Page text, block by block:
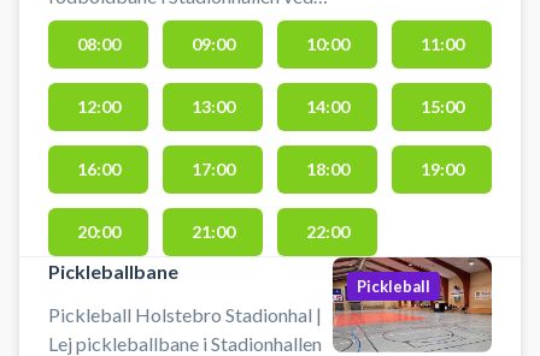
Holstebro Idrætspark. Book
Stadionhallen og spil indendørs
fodbold uden bander (futsal) i
Holstebro. Foruden indendørs
på booking af bl.a håndbold-,
badminton-, volley- og
pickleballbaner i samme lokaler.
08:00 09:00 10:00 11:00
12:00 13:00 14:00 15:00
16:00 17:00 18:00 19:00
20:00 21:00 22:00
Pickleballbane
Pickleball Holstebro Stadionhal |
Lej pickleballbane i Stadionhallen
Pickleball